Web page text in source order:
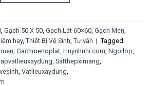
Gạch 50 X 50 Gạch Lát 60×60 Gạch Men
hay, Thiết Bị Vệ Sinh Tư vấn | Tagged
Gachmenoplat Huynhnhi.com Ngoilop
Satthepximang
Vatlieuxaydung